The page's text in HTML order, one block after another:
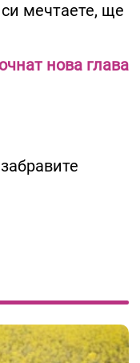
мечтаете, ще
нова глава